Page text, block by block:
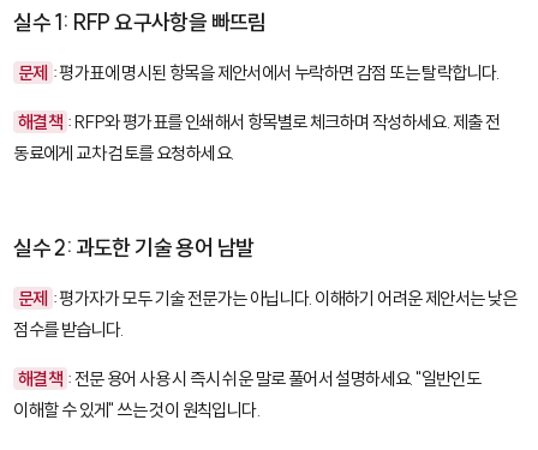
실수 1: RFP 요구사항을 빠뜨림
문제 : 평가표에 명시된 항목을 제안서에서 누락하면 감점 또는 탈락합니다.
해결책 : RFP와 평가표를 인쇄해서 항목별로 체크하며 작성하세요. 제출 전
동료에게 교차 검토를 요청하세요.
실수 2: 과도한 기술 용어 남발
문제 : 평가자가 모두 기술 전문가는 아닙니다. 이해하기 어려운 제안서는 낮은
점수를 받습니다.
해결책 : 전문 용어 사용 시 즉시 쉬운 말로 풀어서 설명하세요. "일반인도
이해할 수 있게" 쓰는 것이 원칙입니다.